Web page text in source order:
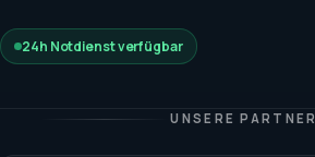
24h Notdienst verfügbar
UNSERE PARTNER